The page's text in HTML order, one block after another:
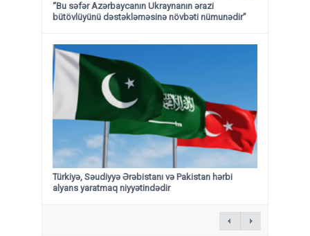
“Bu səfər Azərbaycanın Ukraynanın ərazi
bütövlüyünü dəstəkləməsinə növbəti nümunədir”
Türkiyə, Səudiyyə Ərəbistanı və Pakistan hərbi
alyans yaratmaq niyyətindədir